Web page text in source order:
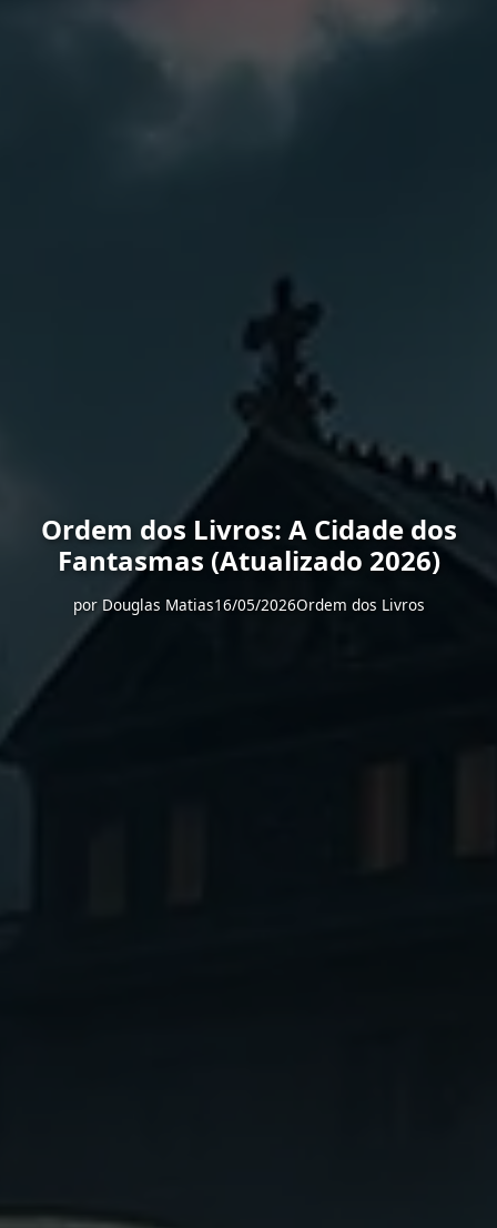
Ordem dos Livros: A Cidade dos
Fantasmas (Atualizado 2026)
por Douglas Matias16/05/2026Ordem dos Livros